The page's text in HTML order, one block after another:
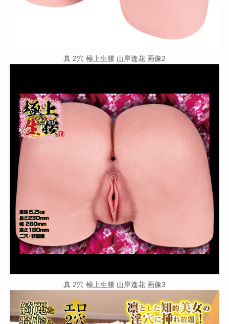
真 2穴 極上生腰 山岸逢花 画像2
真 2穴 極上生腰 山岸逢花 画像3